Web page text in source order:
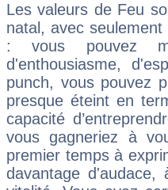
Les valeurs de Feu
natal, avec
: vous pouvez
d'enthousiasme,
punch, vous pouvez
presque éteint en
capacité
vous gagneriez à
premier temps à
davantage